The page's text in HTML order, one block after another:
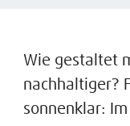
Wie gestaltet
nachhaltiger?
sonnenklar: